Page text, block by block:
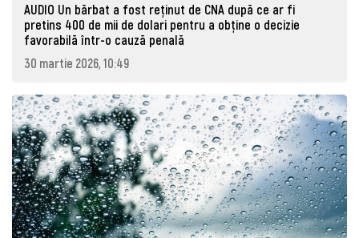
AUDIO Un bărbat a fost reținut de CNA după ce ar fi
pretins 400 de mii de dolari pentru a obține o decizie
favorabilă într-o cauză penală
30 martie 2026, 10:49